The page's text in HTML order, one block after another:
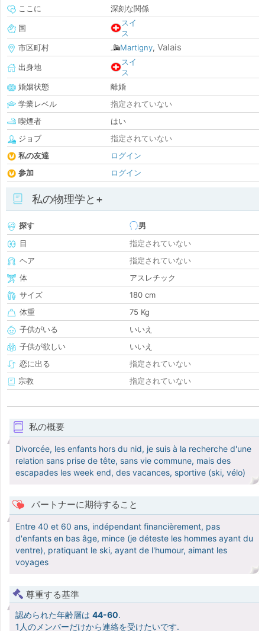
ここに
深刻な関係
国
スイ
ス
市区町村
Martigny, Valais
出身地
スイ
ス
婚姻状態
離婚
学業レベル
指定されていない
喫煙者
はい
ジョブ
指定されていない
私の友達
ログイン
参加
ログイン
私の物理学と+
探す
男
目
指定されていない
ヘア
指定されていない
体
アスレチック
サイズ
180 cm
体重
75 Kg
子供がいる
いいえ
子供が欲しい
いいえ
恋に出る
指定されていない
宗教
指定されていない
私の概要
Divorcée, les enfants hors du nid, je suis à la recherche d'une
relation sans prise de tête, sans vie commune, mais des
escapades les week end, des vacances, sportive (ski, vélo)
パートナーに期待すること
Entre 40 et 60 ans, indépendant financièrement, pas
d'enfants en bas âge, mince (je déteste les hommes ayant du
ventre), pratiquant le ski, ayant de l'humour, aimant les
voyages
尊重する基準
認められた年齢層は 44-60.
1人のメンバーだけから連絡を受けたいです.